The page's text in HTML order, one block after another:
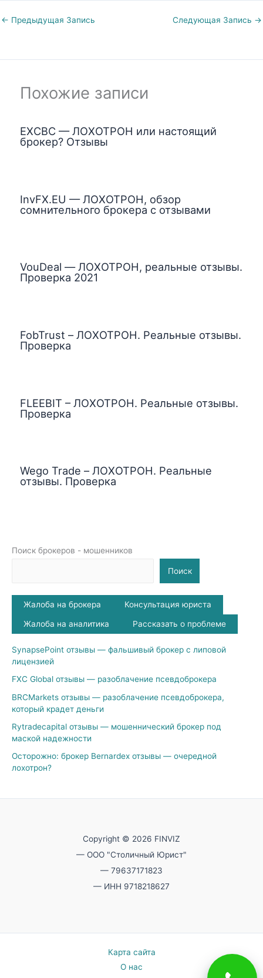
Поиск брокеров - мошенников
Поиск
Жалоба на брокера Консультация юриста
Жалоба на аналитика Рассказать о проблеме
SynapsePoint отзывы — фальшивый брокер с липовой
лицензией
FXC Global отзывы — разоблачение псевдоброкера
BRCMarkets отзывы — разоблачение псевдоброкера,
который крадет деньги
Rytradecapital отзывы — мошеннический брокер под
маской надежности
Осторожно: брокер Bernardex отзывы — очередной
лохотрон?
← Предыдущая Запись Следующая Запись →
Похожие записи
EXCBC — ЛОХОТРОН или настоящий
брокер? Отзывы
InvFX.EU — ЛОХОТРОН, обзор
сомнительного брокера с отзывами
VouDeal — ЛОХОТРОН, реальные отзывы.
Проверка 2021
FobTrust – ЛОХОТРОН. Реальные отзывы.
Проверка
FLEEBIT – ЛОХОТРОН. Реальные отзывы.
Проверка
Wego Trade – ЛОХОТРОН. Реальные
отзывы. Проверка
Copyright © 2026 FINVIZ
— ООО "Столичный Юрист"
— 79637171823
— ИНН 9718218627
Карта сайта
О нас